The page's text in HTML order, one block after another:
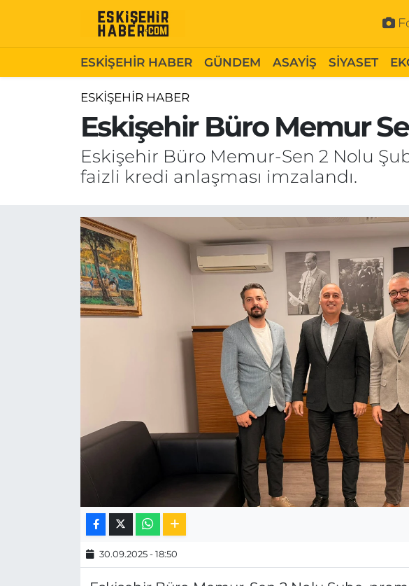
ESKİŞEHİR HABER GÜNDEM ASAYİŞ SİYASET
ESKİŞEHİR HABER
Eskişehir Büro Memur
Eskişehir Büro Memur-Sen 2 Nolu
faizli kredi anlaşması imzalandı.
30.09.2025 - 18:50
ESKİŞEHİR HABER
SİYASET
SAĞLIK
EĞİTİM
Gizlilik Politikası
Hakkımızda
İletişim
Odunpazarı Hava Durumu
Odunpazarı Trafik Yoğunluk Haritası
Süper Lig Puan Durumu ve Fikstür
Tüm Manşetler
Haber Arşivi